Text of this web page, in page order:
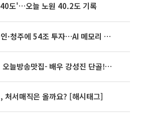
도'…오늘 노원 40.2도 기록
SK하이닉스, 용인·청주에 54조 투자…AI 메모리 생산기지 키운다
'2TV 생생정보' 오늘방송맛집- 배우 강성진 단골! 쌀국수ㆍ푸팟퐁 커리 맛집 '블○○○'
처서매직은 올까요? [해시태그]